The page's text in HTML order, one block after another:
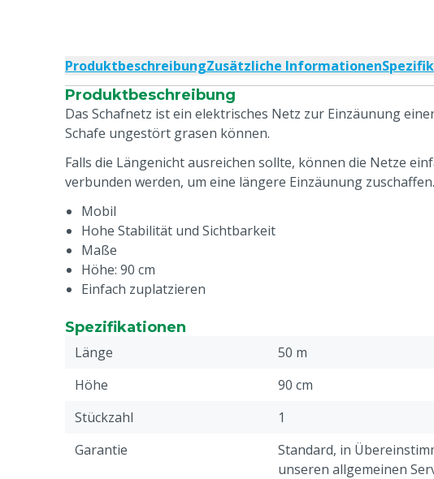
ProduktbeschreibungZusätzliche Informationen
Produktbeschreibung
Das Schafnetz ist ein elektrisches Netz zur Einzäunung
Schafe ungestört grasen können.
Falls die Längenicht ausreichen sollte, können die Netze
verbunden werden, um eine längere Einzäunung zuschaffen.
Mobil
Hohe Stabilität und Sichtbarkeit
Maße
Höhe: 90 cm
Einfach zuplatzieren
Spezifikationen
Länge
50 m
Höhe
90 cm
Stückzahl
1
Garantie
Standard, in
unseren allgemeinen